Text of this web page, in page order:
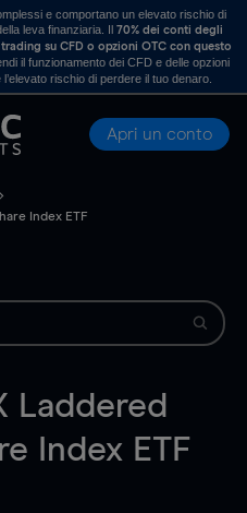
e comportano un elevato rischio di
leva finanziaria. Il70% dei conti degli
su CFD o opzioni OTC con questo
il funzionamento dei CFD e delle opzioni
rischio di perdere il tuo denaro.
Apri un conto
Index ETF
Laddered
Index ETF